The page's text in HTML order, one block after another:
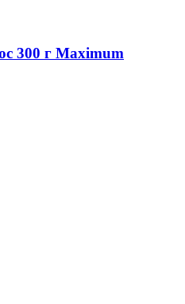
300 г Maximum